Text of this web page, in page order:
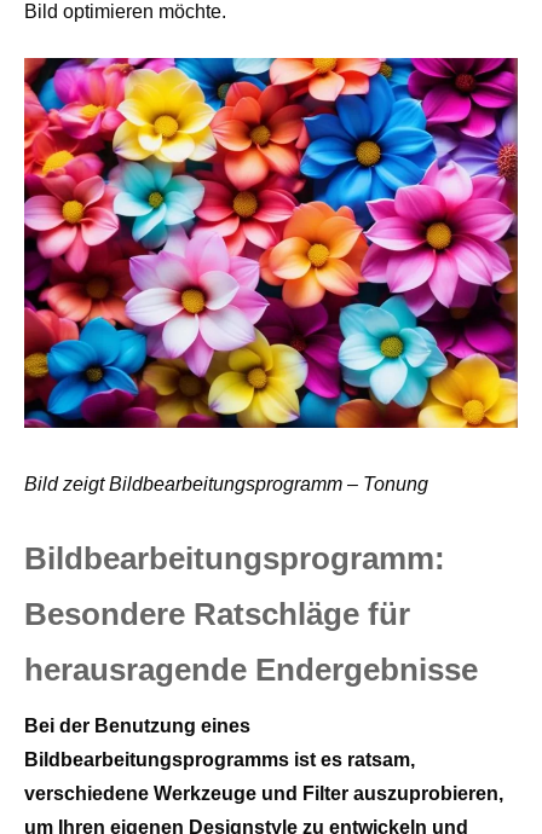
Bild optimieren möchte.
Bild zeigt Bildbearbeitungsprogramm – Tonung
Bildbearbeitungsprogramm:
Besondere Ratschläge für
herausragende Endergebnisse
Bei der Benutzung eines
Bildbearbeitungsprogramms ist es ratsam,
verschiedene Werkzeuge und Filter auszuprobieren,
um Ihren eigenen Designstyle zu entwickeln und